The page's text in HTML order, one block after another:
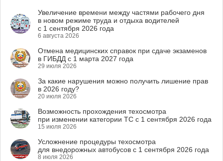
Увеличение времени между частями рабочего дня
в новом режиме труда и отдыха водителей
с 1 сентября 2026 года
6 августа 2026
Отмена медицинских справок при сдаче экзаменов
в ГИБДД с 1 марта 2027 года
29 июля 2026
За какие нарушения можно получить лишение прав
в 2026 году?
20 июля 2026
Возможность прохождения техосмотра
при изменении категории ТС с 1 сентября 2026 года
15 июля 2026
Усложнение процедуры техосмотра
для внедорожных автобусов с 1 сентября 2026 года
8 июля 2026